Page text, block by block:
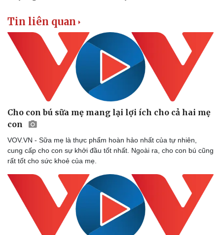
Doanh nghiệp
Thông tin doanh nghiệp
Doanh nghiệp 24h
Doanh nhân
Vì cộng đồng
Công nghệ
Sành điệu
Tin Công nghệ
Trải nghiệm
Chuyển đổi số
Tin liên quan
Cho con bú sữa mẹ mang lại lợi ích cho cả hai mẹ
con
VOV.VN - Sữa mẹ là thực phẩm hoàn hảo nhất của tự nhiên,
cung cấp cho con sự khởi đầu tốt nhất. Ngoài ra, cho con bú cũng
rất tốt cho sức khoẻ của mẹ.